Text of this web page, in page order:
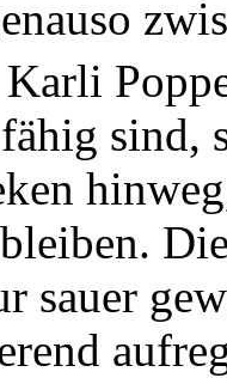
sind,
sauer